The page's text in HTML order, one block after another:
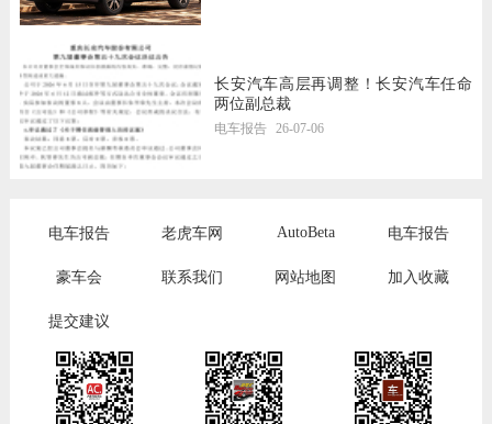
长安汽车高层再调整！长安汽车任命
两位副总裁
电车报告 26-07-06
电车报告 老虎车网 AutoBeta 电车报告
豪车会 联系我们 网站地图 加入收藏
提交建议